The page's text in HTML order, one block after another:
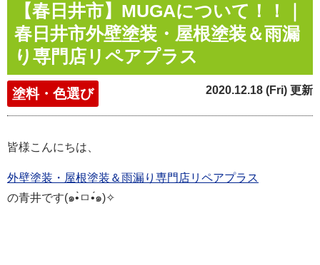
【春日井市】MUGAについて！！｜
春日井市外壁塗装・屋根塗装＆雨漏
り専門店リペアプラス
塗料・色選び 2020.12.18 (Fri) 更新
皆様こんにちは、
外壁塗装・屋根塗装＆雨漏り専門店リペアプラス
の青井です(๑•̀ㅁ•́๑)✧